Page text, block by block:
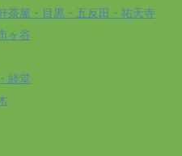
茶屋・目黒・五反田・祐天寺
ヶ谷
経堂